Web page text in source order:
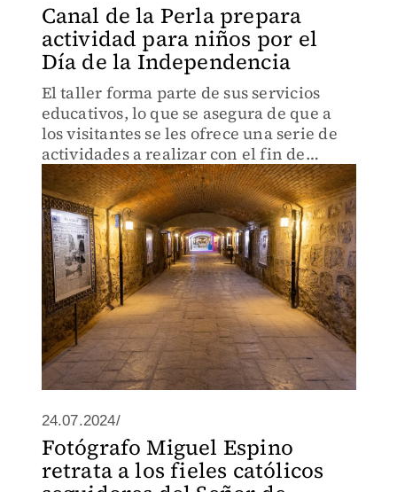
Canal de la Perla prepara
actividad para niños por el
Día de la Independencia
El taller forma parte de sus servicios
educativos, lo que se asegura de que a
los visitantes se les ofrece una serie de
actividades a realizar con el fin de
recabar información del espacio.
24.07.2024/
Fotógrafo Miguel Espino
retrata a los fieles católicos